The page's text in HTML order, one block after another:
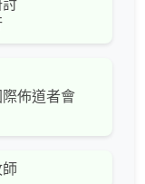
討
佈道者會